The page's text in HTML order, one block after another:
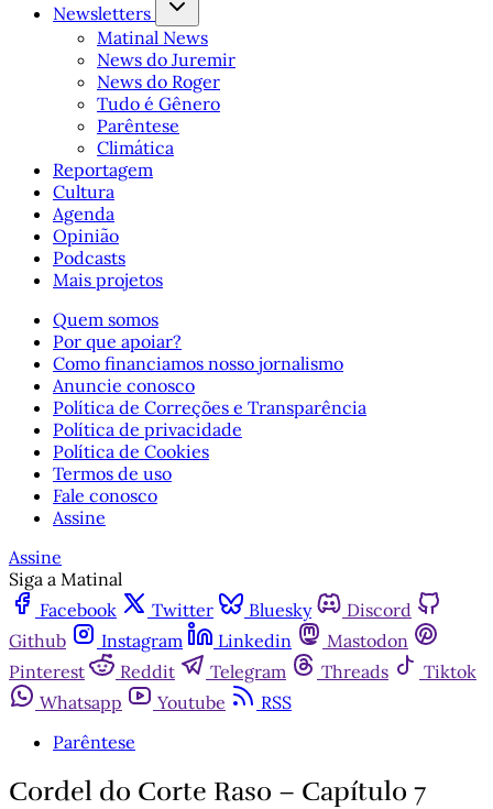
Newsletters
Matinal News
News do Juremir
News do Roger
Tudo é Gênero
Parêntese
Climática
Reportagem
Cultura
Agenda
Opinião
Podcasts
Mais projetos
Quem somos
Por que apoiar?
Como financiamos nosso jornalismo
Anuncie conosco
Política de Correções e Transparência
Política de privacidade
Política de Cookies
Termos de uso
Fale conosco
Assine
Assine
Siga a Matinal
Facebook
Twitter Bluesky
Discord
Github
Instagram Linkedin
Mastodon
Pinterest
Reddit Telegram Threads
Tiktok
Whatsapp
Youtube
RSS
Parêntese
Cordel do Corte Raso – Capítulo 7